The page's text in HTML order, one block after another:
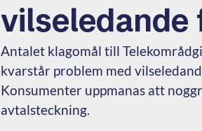
Antalet klagomål till
kvarstår problem med
Konsumenter uppmanas att
avtalsteckning.